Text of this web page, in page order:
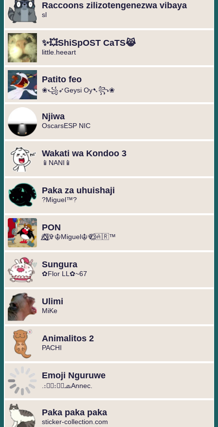
Raccoons zilizotengenezwa vibaya
sl
✨💥ShiSpOST CaTS😹
little.heeart
Patito feo
❀꧁➶Geysi Oy➷꧂❀️
Njiwa
OscarsESP NIC
Wakati wa Kondoo 3
📱NANI📱
Paka za uhuishaji
?Miguel™⁩?
PON
🐺⃝⃒⃤⁩⁩✞☬Miguel☬✞⁨⁨⁨⃟⋮⃟🇦🇷™
Sungura
✿Flor LL✿~67
Ulimi
MiKe
Animalitos 2
PACHI
Emoji Nguruwe
.։։⃟։։⃟🧢Annec.
Paka paka paka
sticker-collection.com